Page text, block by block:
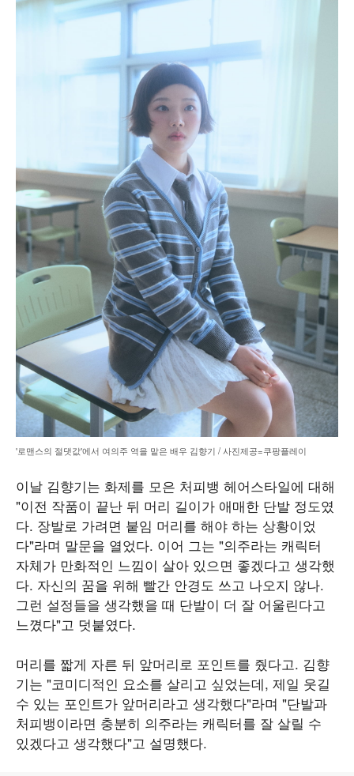
'로맨스의 절댓값'에서 여의주 역을 맡은 배우 김향기 / 사진제공=쿠팡플레이
이날 김향기는 화제를 모은 처피뱅 헤어스타일에 대해
"이전 작품이 끝난 뒤 머리 길이가 애매한 단발 정도였
다. 장발로 가려면 붙임 머리를 해야 하는 상황이었
다"라며 말문을 열었다. 이어 그는 "의주라는 캐릭터
자체가 만화적인 느낌이 살아 있으면 좋겠다고 생각했
다. 자신의 꿈을 위해 빨간 안경도 쓰고 나오지 않나.
그런 설정들을 생각했을 때 단발이 더 잘 어울린다고
느꼈다"고 덧붙였다.
머리를 짧게 자른 뒤 앞머리로 포인트를 줬다고. 김향
기는 "코미디적인 요소를 살리고 싶었는데, 제일 웃길
수 있는 포인트가 앞머리라고 생각했다"라며 "단발과
처피뱅이라면 충분히 의주라는 캐릭터를 잘 살릴 수
있겠다고 생각했다"고 설명했다.